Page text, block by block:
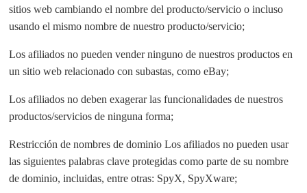
sitios web cambiando el nombre del producto/servicio o incluso
usando el mismo nombre de nuestro producto/servicio;
Los afiliados no pueden vender ninguno de nuestros productos en
un sitio web relacionado con subastas, como eBay;
Los afiliados no deben exagerar las funcionalidades de nuestros
productos/servicios de ninguna forma;
Restricción de nombres de dominio Los afiliados no pueden usar
las siguientes palabras clave protegidas como parte de su nombre
de dominio, incluidas, entre otras: SpyX, SpyXware;